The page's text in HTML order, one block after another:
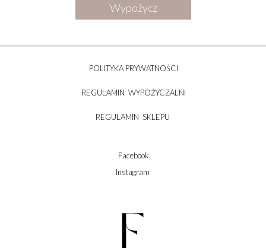
REGULAMIN SKLEPU
REGULAMIN WYPOŻYCZALNI
Facebook
Instagram
POLITYKA PRYWATNOŚCI
Wypożycz